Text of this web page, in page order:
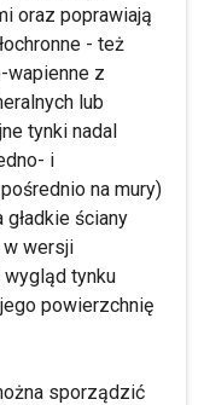
oraz poprawiają
- też
wapienne z
lub
tynki nadal
i
na mury)
ściany
w wersji
wygląd tynku
powierzchnię
sporządzić